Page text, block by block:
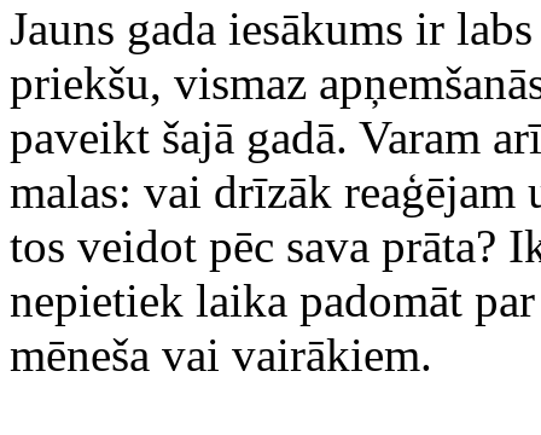
Jauns gada iesākums ir
priekšu, vismaz
paveikt šajā gadā. Varam
malas: vai drīzāk reaģējam
tos veidot pēc sava prāta?
nepietiek laika padomāt
mēneša vai vairākiem.